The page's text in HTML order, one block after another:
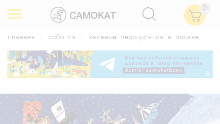
0
главная события книжные мероприятия в москве